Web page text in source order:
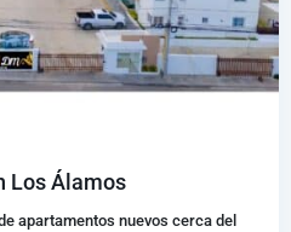
Los Álamos
apartamentos nuevos cerca del